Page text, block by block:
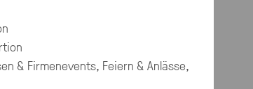
& Firmenevents, Feiern & Anlässe,